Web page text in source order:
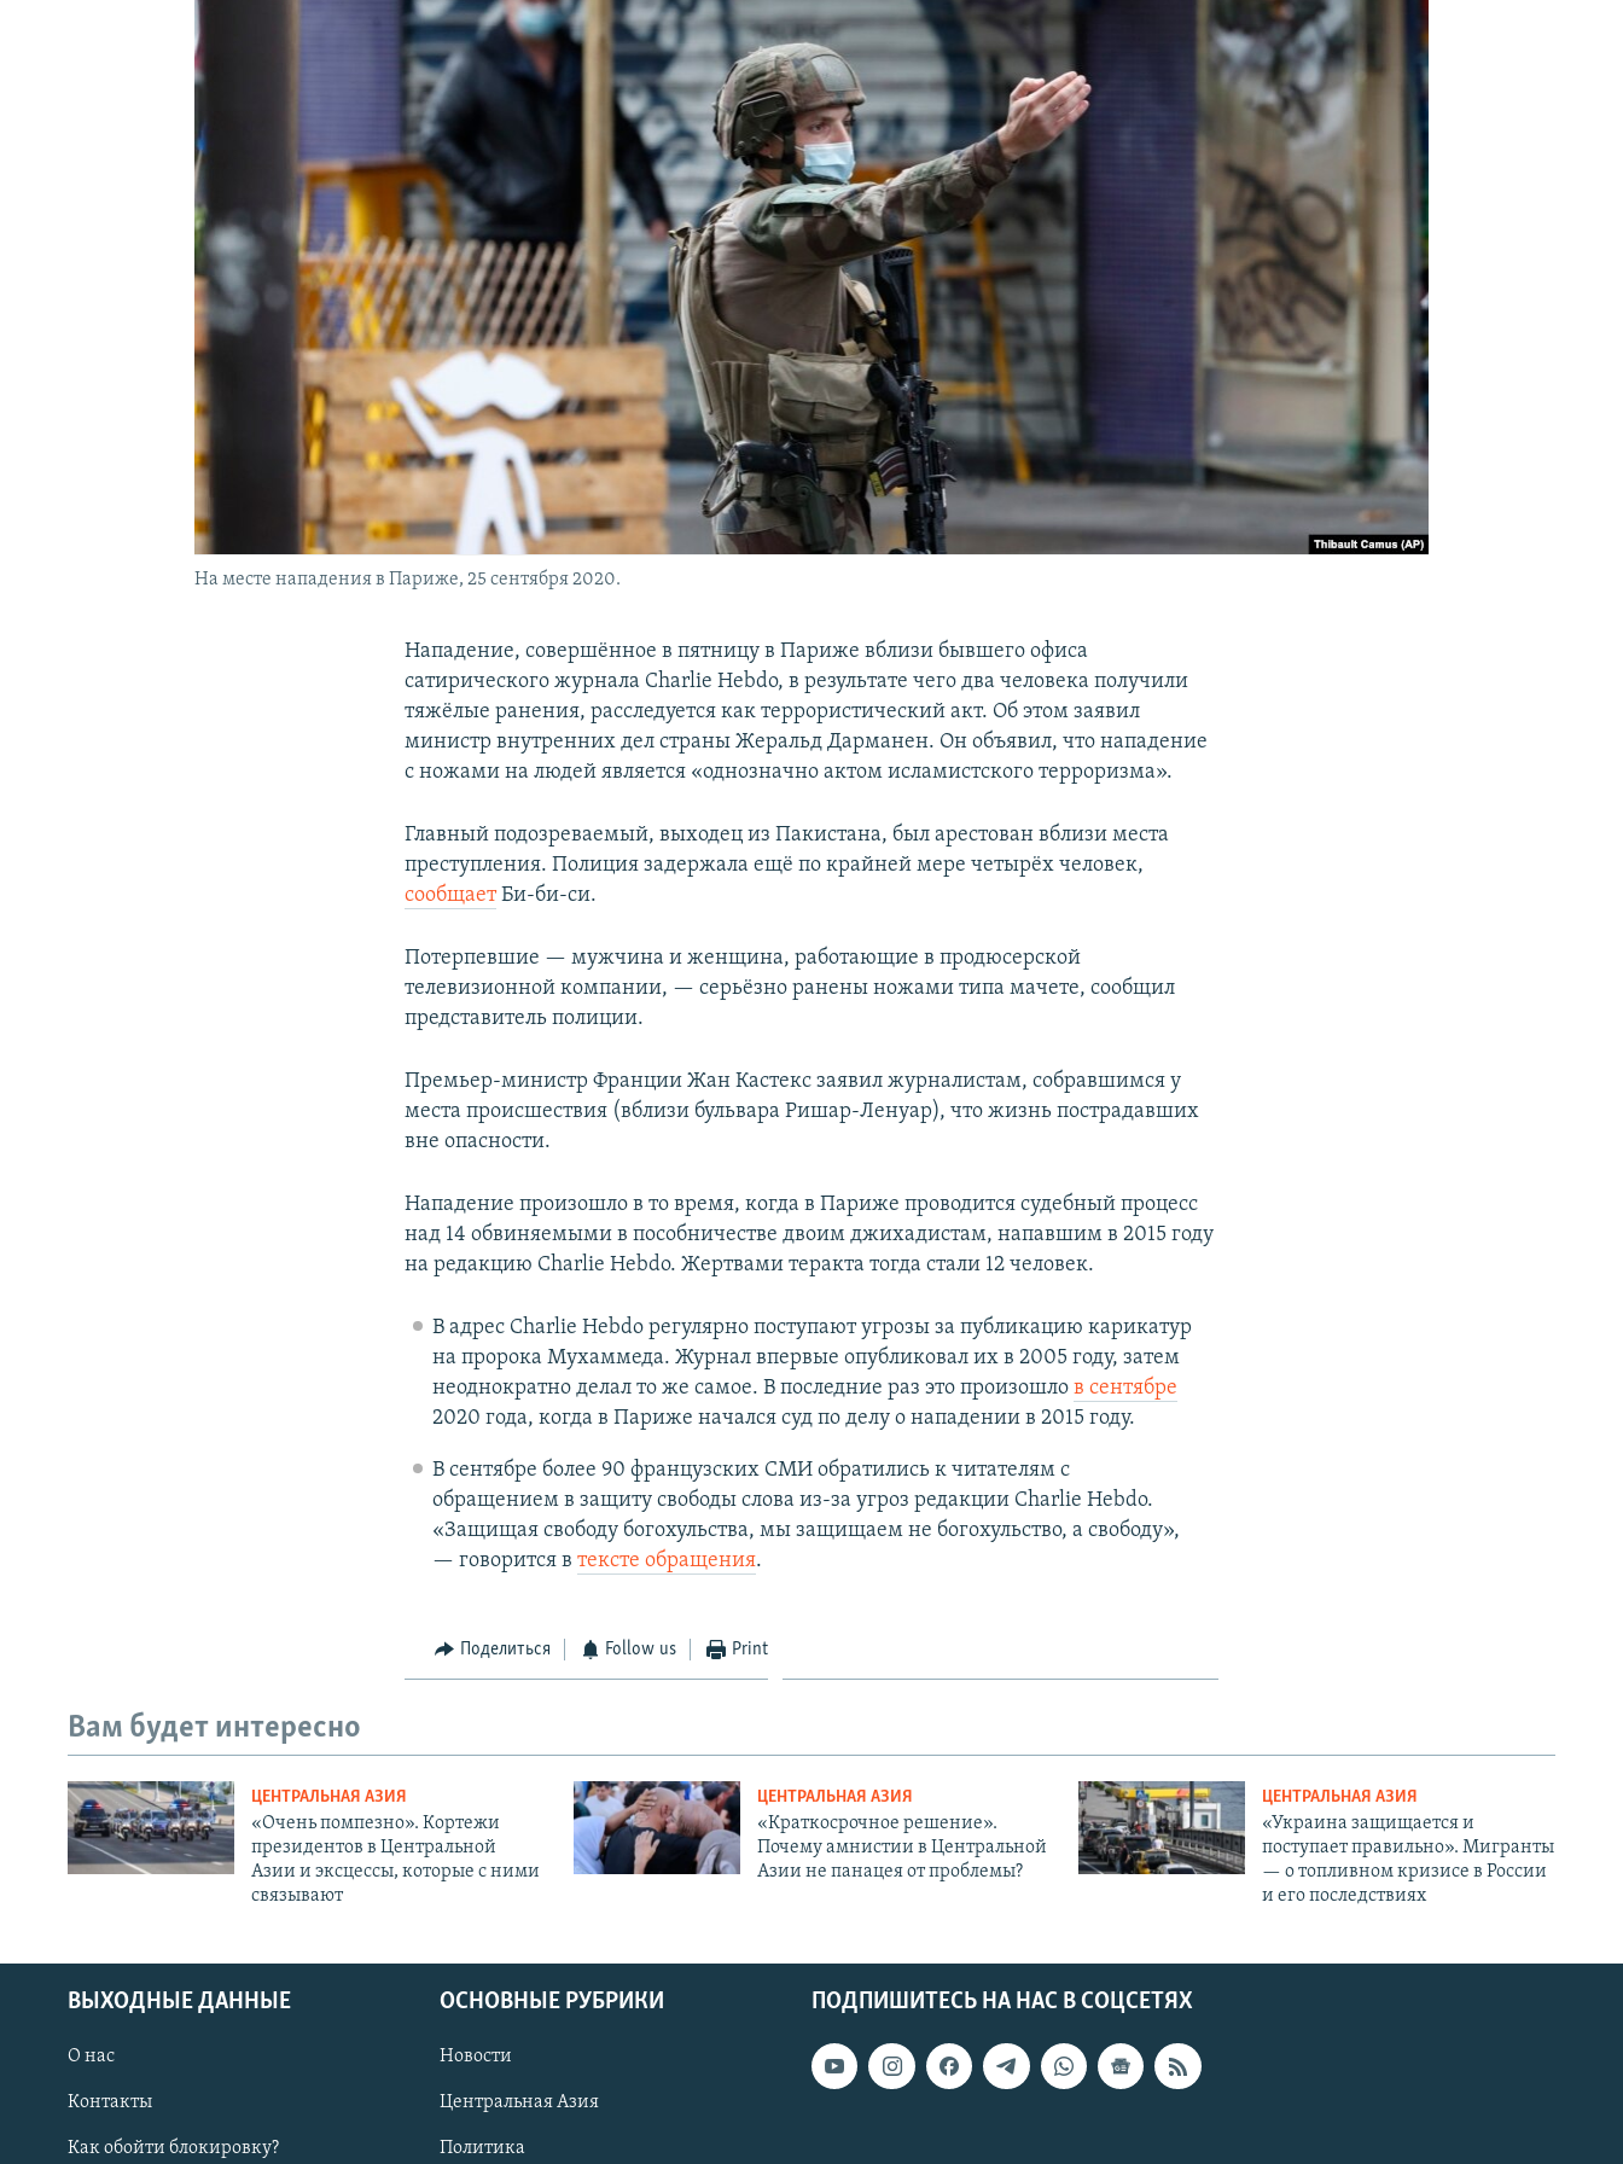
На месте нападения в Париже, 25 сентября 2020.
Нападение, совершённое в пятницу в Париже вблизи бывшего офиса
сатирического журнала Charlie Hebdo, в результате чего два человека получили
тяжёлые ранения, расследуется как террористический акт. Об этом заявил
министр внутренних дел страны Жеральд Дарманен. Он объявил, что нападение
с ножами на людей является «однозначно актом исламистского терроризма».
Главный подозреваемый, выходец из Пакистана, был арестован вблизи места
преступления. Полиция задержала ещё по крайней мере четырёх человек,
сообщаетБи-би-си.
Потерпевшие — мужчина и женщина, работающие в продюсерской
телевизионной компании, — серьёзно ранены ножами типа мачете, сообщил
представитель полиции.
Премьер-министр Франции Жан Кастекс заявил журналистам, собравшимся у
места происшествия (вблизи бульвара Ришар-Ленуар), что жизнь пострадавших
вне опасности.
Нападение произошло в то время, когда в Париже проводится судебный процесс
над 14 обвиняемыми в пособничестве двоим джихадистам, напавшим в 2015 году
на редакцию Charlie Hebdo. Жертвами теракта тогда стали 12 человек.
В адрес Charlie Hebdo регулярно поступают угрозы за публикацию карикатур
на пророка Мухаммеда. Журнал впервые опубликовал их в 2005 году, затем
неоднократно делал то же самое. В последние раз это произошло в сентябре
2020 года, когда в Париже начался суд по делу о нападении в 2015 году.
В сентябре более 90 французских СМИ обратились к читателям с
обращением в защиту свободы слова из-за угроз редакции Charlie Hebdo.
«Защищая свободу богохульства, мы защищаем не богохульство, а свободу»,
— говорится в тексте обращения.
Поделиться Follow us Print
Вам будет интересно
ЦЕНТРАЛЬНАЯ АЗИЯ
«Очень помпезно». Кортежи
президентов в Центральной
Азии и эксцессы, которые с ними
связывают
ЦЕНТРАЛЬНАЯ АЗИЯ
«Краткосрочное решение».
Почему амнистии в Центральной
Азии не панацея от проблемы?
ЦЕНТРАЛЬНАЯ АЗИЯ
«Украина защищается и
поступает правильно». Мигранты
— о топливном кризисе в России
и его последствиях
ПОДПИШИТЕСЬ НА НАС В СОЦСЕТЯХ
ВЫХОДНЫЕ ДАННЫЕ
О нас
Контакты
Как обойти блокировку?
ОСНОВНЫЕ РУБРИКИ
Новости
Центральная Азия
Политика